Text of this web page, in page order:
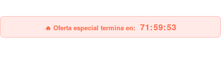
🔥 Oferta especial termina en: 71:59:52